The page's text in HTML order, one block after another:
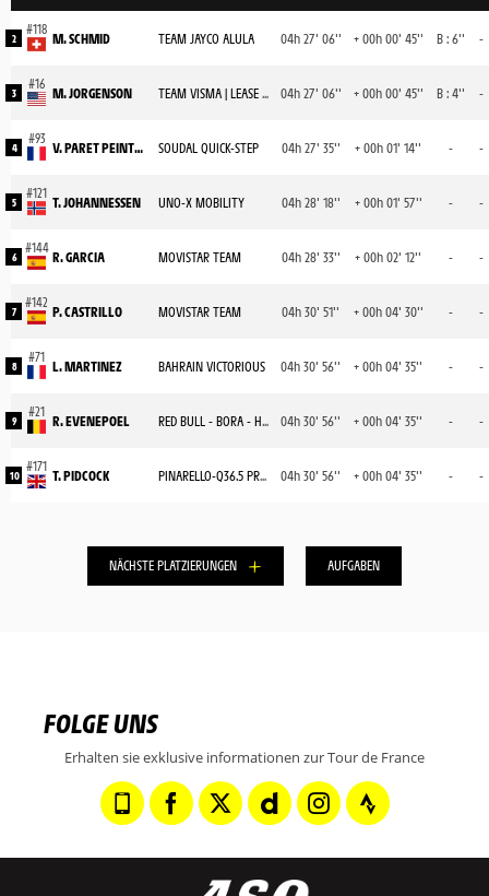
2 M. SCHMID TEAM JAYCO ALULA 04h 27' 06'' + 00h 00' 45'' B : 6'' -
3 M. JORGENSON TEAM VISMA | LEASE A BIKE 04h 27' 06'' + 00h 00' 45'' B : 4'' -
4 V. PARET PEINTRE SOUDAL QUICK-STEP 04h 27' 35'' + 00h 01' 14'' - -
5 T. JOHANNESSEN UNO-X MOBILITY 04h 28' 18'' + 00h 01' 57'' - -
6 R. GARCIA MOVISTAR TEAM 04h 28' 33'' + 00h 02' 12'' - -
7 P. CASTRILLO MOVISTAR TEAM 04h 30' 51'' + 00h 04' 30'' - -
8 L. MARTINEZ BAHRAIN VICTORIOUS 04h 30' 56'' + 00h 04' 35'' - -
9 R. EVENEPOEL RED BULL - BORA - HANSGROHE 04h 30' 56'' + 00h 04' 35'' - -
10 T. PIDCOCK PINARELLO-Q36.5 PRO CYCLING TEAM 04h 30' 56'' + 00h 04' 35'' - -
NÄCHSTE PLATZIERUNGEN AUFGABEN
FOLGE UNS
Erhalten sie exklusive informationen zur Tour de France